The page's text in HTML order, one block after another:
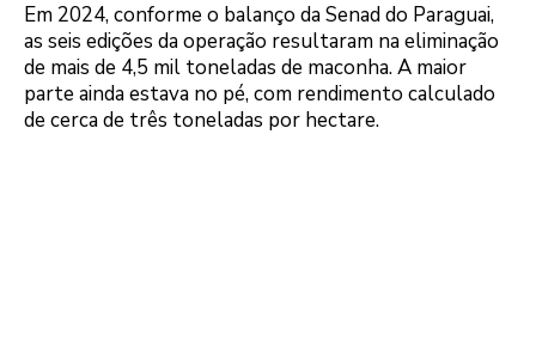
Em 2024, conforme o balanço da Senad do Paraguai,
as seis edições da operação resultaram na eliminação
de mais de 4,5 mil toneladas de maconha. A maior
parte ainda estava no pé, com rendimento calculado
de cerca de três toneladas por hectare.